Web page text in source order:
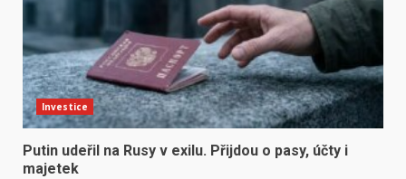
Investice
Putin udeřil na Rusy v exilu. Přijdou o pasy, účty i
majetek